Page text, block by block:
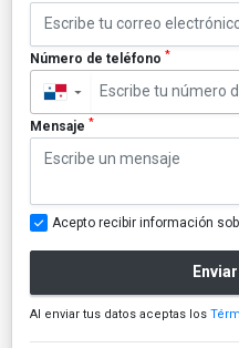
Número de teléfono *
▼
Mensaje *
Acepto recibir información
Al enviar tus datos aceptas los